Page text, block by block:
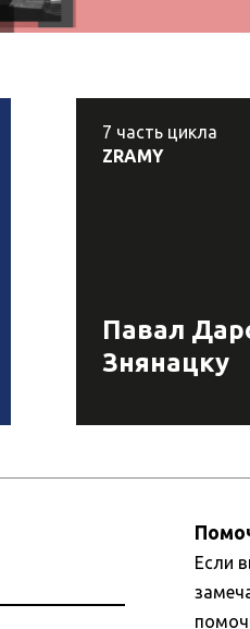
7 часть цикла
ZRAMY
Павал
Знянацку
Если